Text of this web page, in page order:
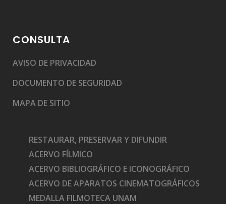
CONSULTA
AVISO DE PRIVACIDAD
DOCUMENTO DE SEGURIDAD
MAPA DE SITIO
RESTAURAR, PRESERVAR Y DIFUNDIR
ACERVO FÍLMICO
ACERVO BIBLIOGRÁFICO E ICONOGRÁFICO
ACERVO DE APARATOS CINEMATOGRÁFICOS
MEDALLA FILMOTECA UNAM